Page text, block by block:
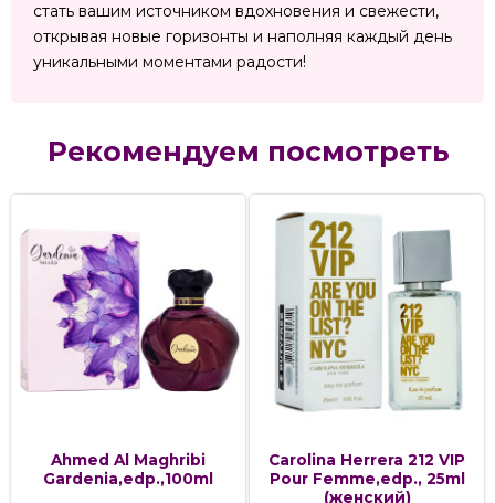
стать вашим источником вдохновения и свежести,
открывая новые горизонты и наполняя каждый день
уникальными моментами радости!
Рекомендуем посмотреть
Ahmed Al Maghribi
Gardenia,edp.,100ml
Carolina Herrera 212 VIP
Pour Femme,edp., 25ml
(женский)